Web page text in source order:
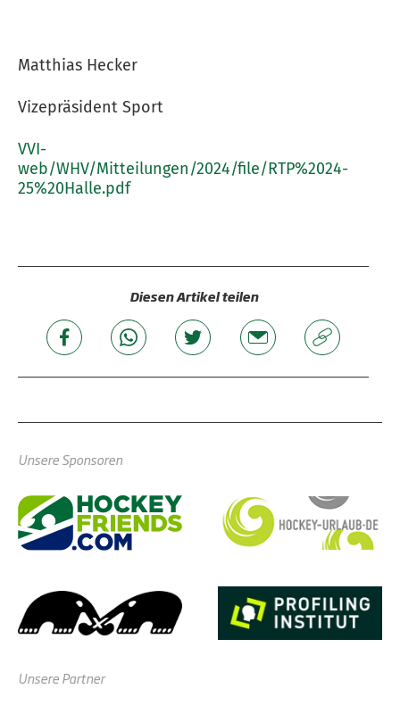
Matthias Hecker
Vizepräsident Sport
VVI-
web/WHV/Mitteilungen/2024/file/RTP%2024-
25%20Halle.pdf
Diesen Artikel teilen
Unsere Sponsoren
Unsere Partner